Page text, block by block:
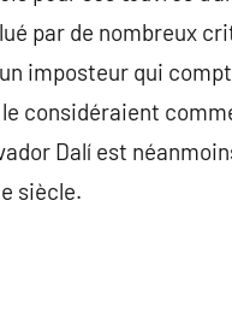
par de nombreux
imposteur qui
considéraient
Dalí est
siècle.